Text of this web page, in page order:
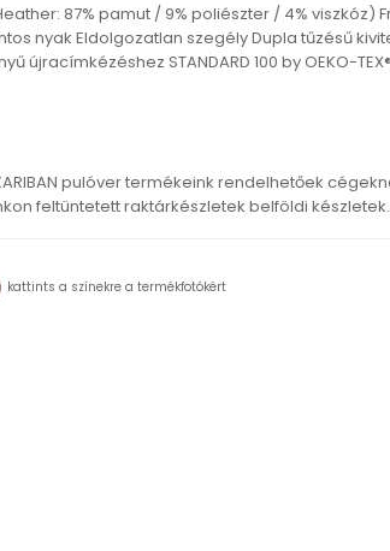
87% pamut / 9% poliészter / 4% viszkóz)
nyak Eldolgozatlan szegély Dupla tűzésű
STANDARD 100 by OEKO-
pulóver termékeink rendelhetőek
feltüntetett raktárkészletek belföldi készletek.
kattints a színekre a termékfotókért